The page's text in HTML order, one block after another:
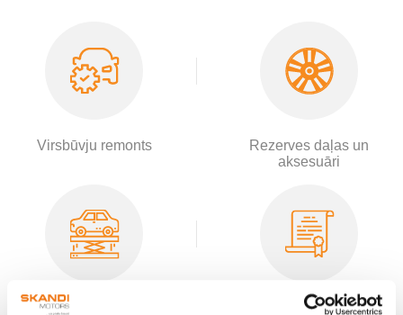
Virsbūvju remonts
Rezerves daļas un
aksesuāri
Tehniskās apkopes Garantijas